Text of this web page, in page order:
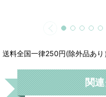
送料全国一律250円(除外品あり
関